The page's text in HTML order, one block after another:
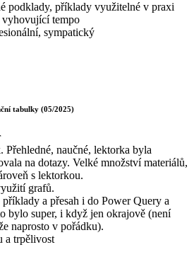
podklady, příklady využitelné v praxi
tempo
sympatický
tabulky (05/2025)
Přehledné, naučné, lektorka byla
na dotazy. Velké množství materiálů,
s lektorkou.
grafů.
a přesah i do Power Query a
bylo super, i když jen okrajově (není
naprosto v pořádku).
a trpělivost